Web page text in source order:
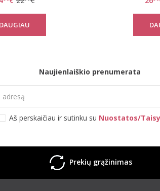
DAUGIAU
kojinių
Naujienlaiškio prenumerata
Aš perskaičiau ir sutinku su Nuostatos/
Prekių grąžinimas